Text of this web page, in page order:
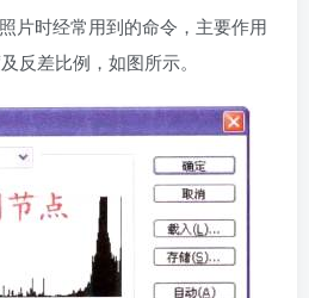
片时经常用到的命令，主要作用
反差比例，如图所示。